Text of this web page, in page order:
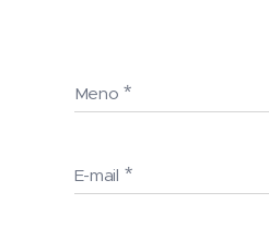
Meno
E-mail